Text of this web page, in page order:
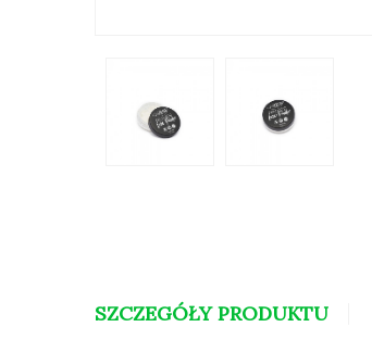
SZCZEGÓŁY PRODUKTU